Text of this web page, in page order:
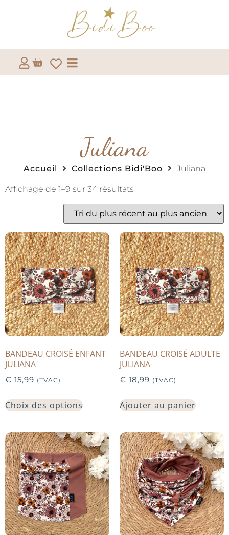
Juliana
Accueil Collections Bidi'Boo Juliana
Affichage de 1–9 sur 34 résultats
BANDEAU CROISÉ ENFANT
JULIANA
€ 15,99 (TVAC)
Choix des options
BANDEAU CROISÉ ADULTE
JULIANA
€ 18,99 (TVAC)
Ajouter au panier